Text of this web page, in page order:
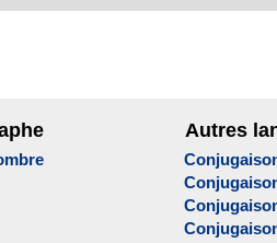
Autres